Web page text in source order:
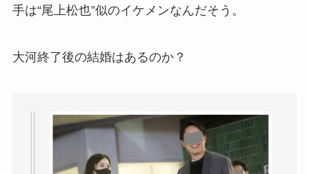
手は“尾上松也”似のイケメンなんだそう。
大河終了後の結婚はあるのか？